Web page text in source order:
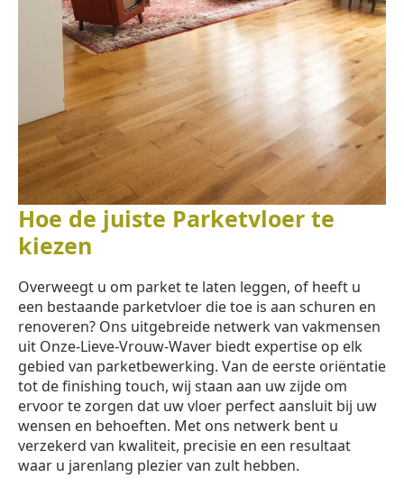
Hoe de juiste Parketvloer te
kiezen
Overweegt u om parket te laten leggen, of heeft u
een bestaande parketvloer die toe is aan schuren en
renoveren? Ons uitgebreide netwerk van vakmensen
uit Onze-Lieve-Vrouw-Waver biedt expertise op elk
gebied van parketbewerking. Van de eerste oriëntatie
tot de finishing touch, wij staan aan uw zijde om
ervoor te zorgen dat uw vloer perfect aansluit bij uw
wensen en behoeften. Met ons netwerk bent u
verzekerd van kwaliteit, precisie en een resultaat
waar u jarenlang plezier van zult hebben.